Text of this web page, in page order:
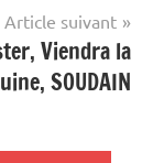
Article suivant
Viendra la
SOUDAIN